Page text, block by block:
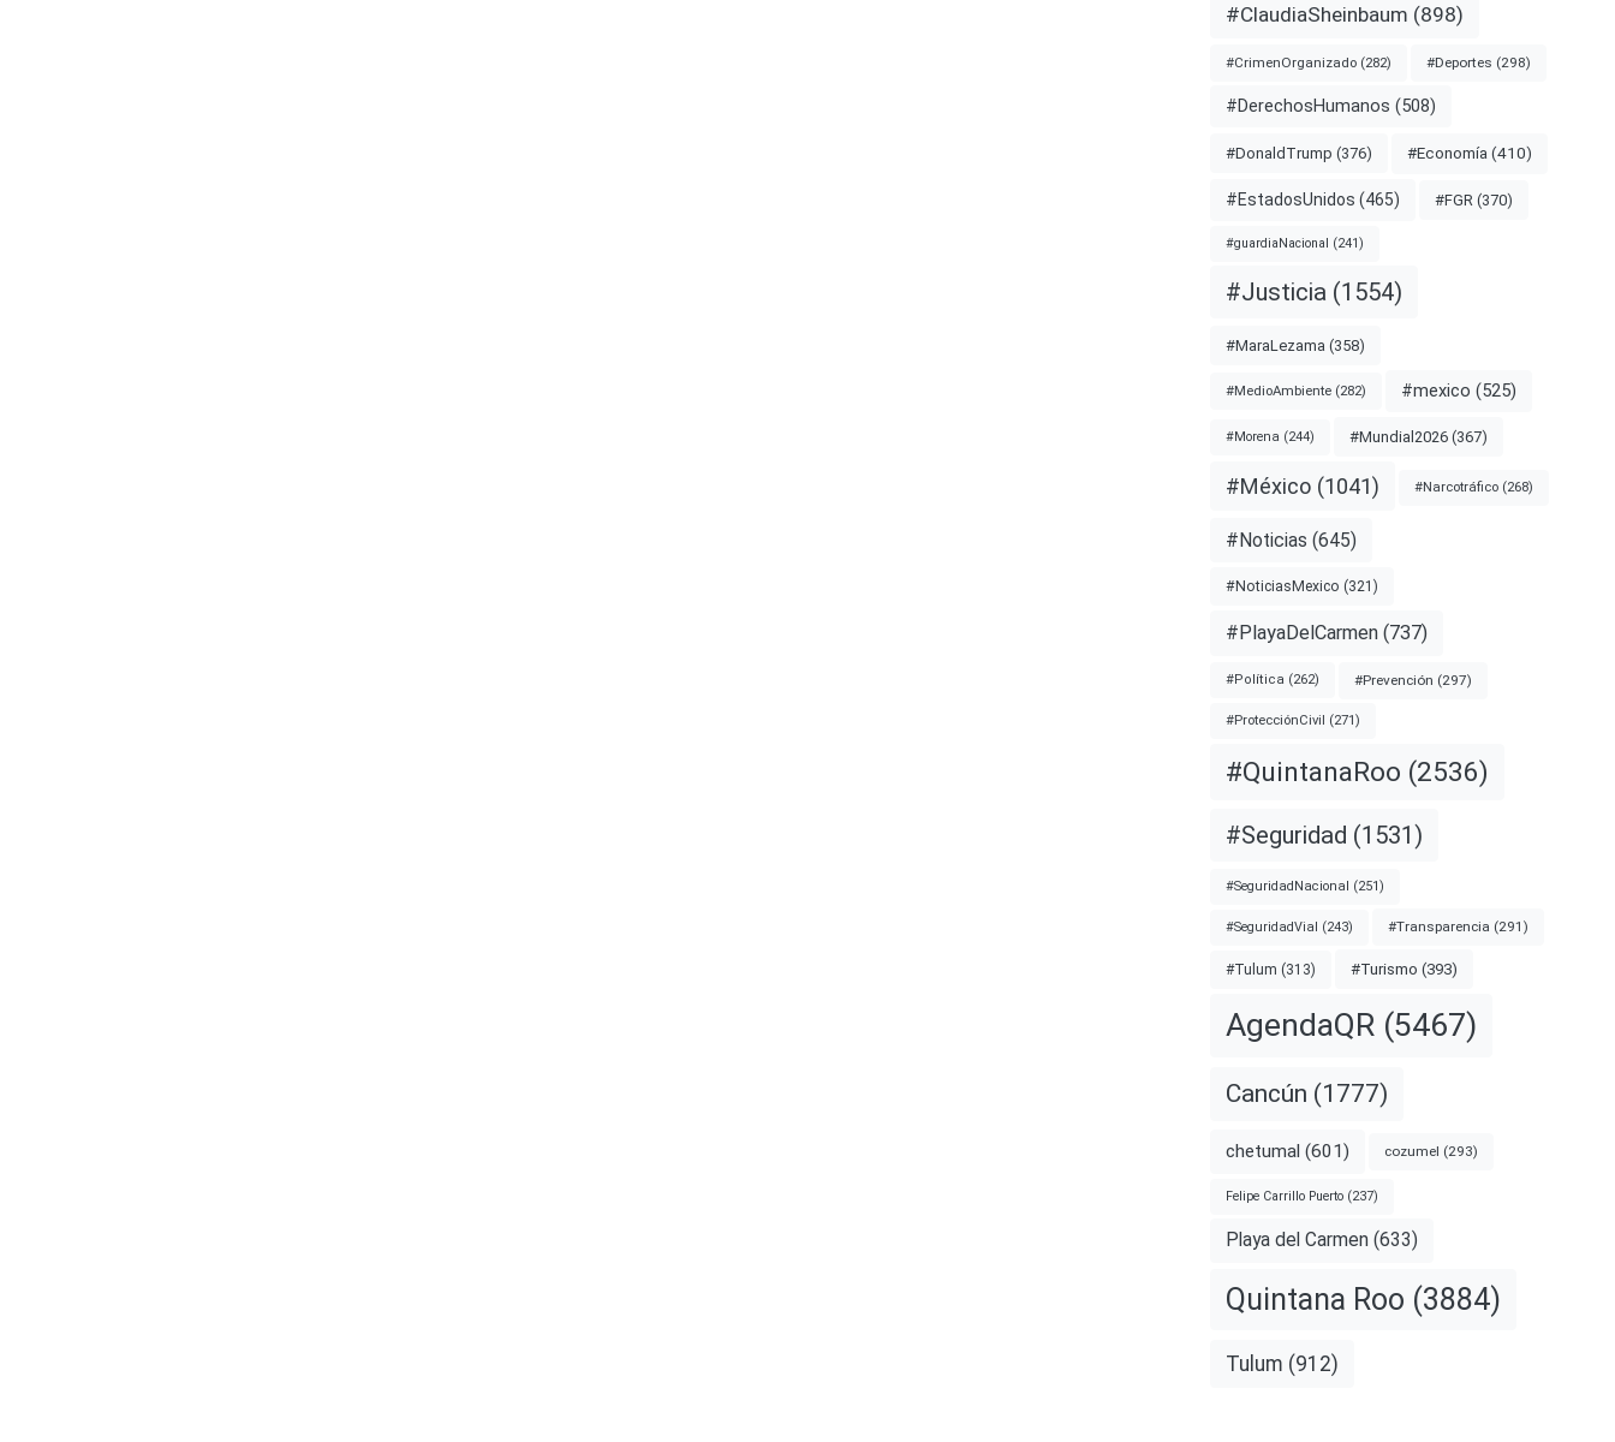
#ClaudiaSheinbaum (898)
#CrimenOrganizado(282) #Deportes (298)
#DerechosHumanos (508)
#DonaldTrump (376) #Economía (410)
#EstadosUnidos (465) #FGR (370)
#guardiaNacional (241)
#Justicia (1554)
#MaraLezama (358)
#MedioAmbiente(282) #mexico (525)
#Morena (244) #Mundial2026(367)
#México(1041) #Narcotráfico(268)
#Noticias (645)
#NoticiasMexico (321)
#PlayaDelCarmen(737)
#Política (262) #Prevención (297)
#ProtecciónCivil (271)
#QuintanaRoo (2536)
#Seguridad (1531)
#SeguridadNacional (251)
#SeguridadVial (243) #Transparencia (291)
#Tulum (313) #Turismo (393)
AgendaQR(5467)
Cancún (1777)
chetumal (601) cozumel (293)
Felipe Carrillo Puerto(237)
Playa del Carmen (633)
Quintana Roo (3884)
Tulum (912)